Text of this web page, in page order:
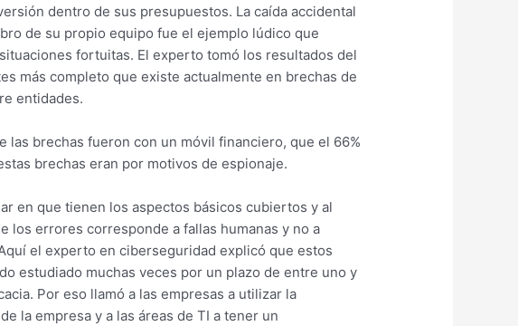
dentro de sus presupuestos. La caída accidental
de su propio equipo fue el ejemplo lúdico que
fortuitas. El experto tomó los resultados del
más completo que existe actualmente en brechas de
entidades.
las brechas fueron con un móvil financiero, que el 66%
brechas eran por motivos de espionaje.
en que tienen los aspectos básicos cubiertos y al
los errores corresponde a fallas humanas y no a
el experto en ciberseguridad explicó que estos
estudiado muchas veces por un plazo de entre uno y
Por eso llamó a las empresas a utilizar la
la empresa y a las áreas de TI a tener un